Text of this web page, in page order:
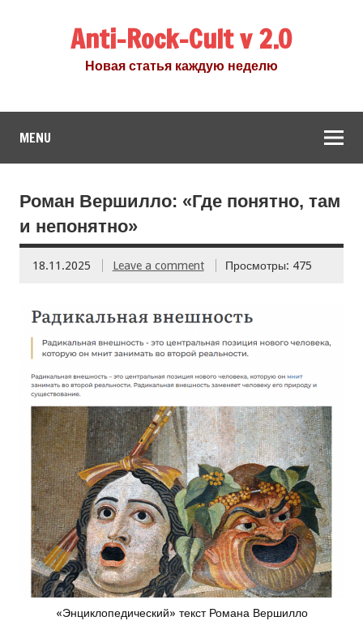
Anti-Rock-Cult v 2.0
Новая статья каждую неделю
MENU
Роман Вершилло: «Где понятно, там
и непонятно»
18.11.2025 Leave a comment Просмотры: 475
«Энциклопедический» текст Романа Вершилло